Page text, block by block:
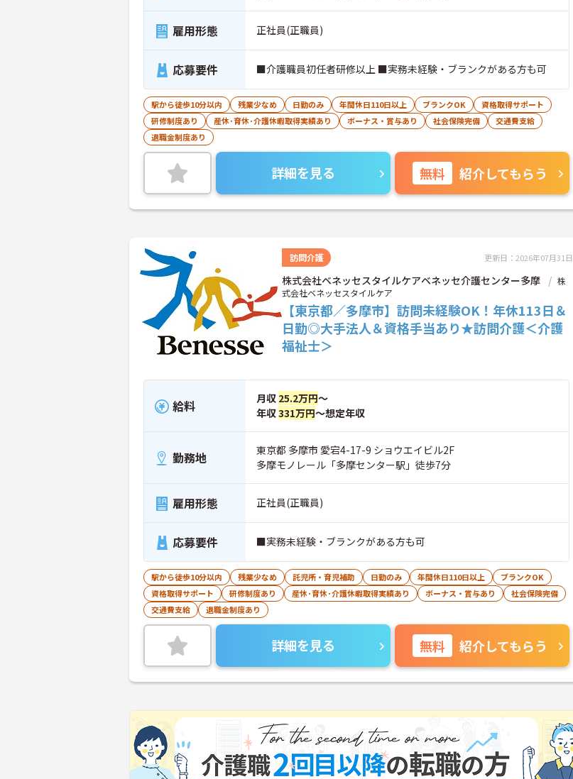
雇用形態 正社員(正職員)
応募要件 ■介護職員初任者研修以上 ■実務未経験・ブランクがある方も可
駅から徒歩10分以内 残業少なめ 日勤のみ 年間休日110日以上 ブランクOK
資格取得サポート
研修制度あり
産休･育休･介護休暇取得実績あり ボーナス・賞与あり 社会保険完備
交通費支給
退職金制度あり
詳細を見る 無料 紹介してもらう
訪問介護 更新日：2026年07月31日
株式会社ベネッセスタイルケアベネッセ介護センター多摩
株
式会社ベネッセスタイルケア
【東京都／多摩市】訪問未経験OK！年休113日＆
日勤◎大手法人＆資格手当あり★訪問介護＜介護
福祉士＞
給料 月収 25.2万円～
年収331万円～想定年収
勤務地
東京都 多摩市 愛宕4-17-9 ショウエイビル2F
多摩モノレール「多摩センター駅」徒歩7分
雇用形態 正社員(正職員)
応募要件 ■実務未経験・ブランクがある方も可
駅から徒歩10分以内 残業少なめ 託児所・育児補助 日勤のみ 年間休日110日以上
ブランクOK
資格取得サポート
研修制度あり 産休･育休･介護休暇取得実績あり ボーナス・賞与あり
社会保険完備
交通費支給
退職金制度あり
詳細を見る 無料 紹介してもらう